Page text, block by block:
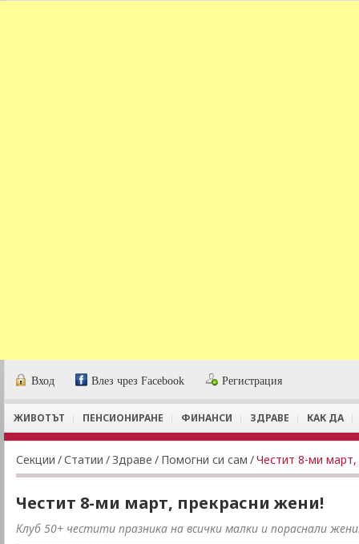
Вход Влез чрез Facebook Регистрация
ЖИВОТЪТ ПЕНСИОНИРАНЕ ФИНАНСИ ЗДРАВЕ КАК ДА
Секции /Статии / Здраве / Помогни си сам /Честит 8-ми
Честит 8-ми март, прекрасни жени!
Клуб 50+ честити празника на всички малки и пораснали